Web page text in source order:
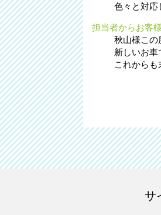
色々と対応
担当者からお客
秋山様この
新しいお車
これから
サ